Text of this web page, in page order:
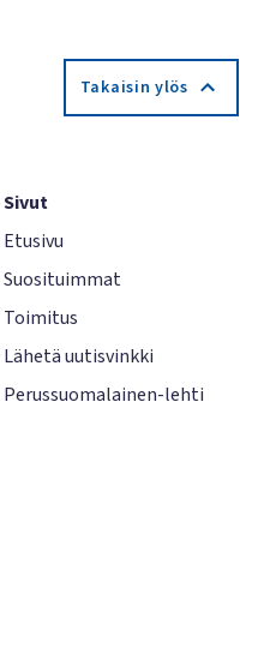
Takaisin ylös
Sivut
Etusivu
Suosituimmat
Toimitus
Lähetä uutisvinkki
Perussuomalainen-lehti